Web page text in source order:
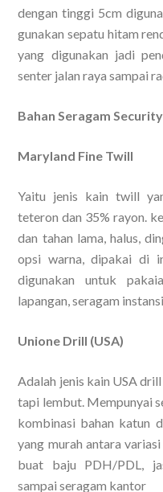
dengan tinggi 5cm
gunakan sepatu hitam
yang digunakan jadi
senter jalan raya sampai
Bahan Seragam
Maryland Fine Twill
Yaitu jenis kain twill
teteron dan 35% rayon.
dan tahan lama, halus,
opsi warna, dipakai di
digunakan untuk
lapangan, seragam
Unione Drill (USA)
Adalah jenis kain USA
tapi lembut. Mempunyai
kombinasi bahan katun
yang murah antara
buat baju PDH/PDL,
sampai seragam kantor